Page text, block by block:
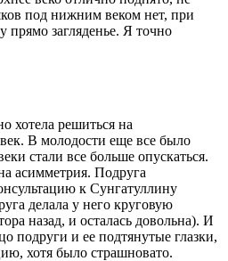
под нижним веком нет, при
загляденье. Я точно
хотела решиться на
В молодости еще все было
стали все больше опускаться.
асимметрия. Подруга
к Сунгатуллину
делала у него круговую
назад, и осталась довольна). И
подруги и ее подтянутые глазки,
хотя было страшновато.